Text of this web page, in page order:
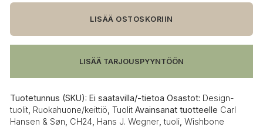
&
CH24
Wishbone
määrä
LISÄÄ OSTOSKORIIN
LISÄÄ TARJOUSPYYNTÖÖN
Tuotetunnus (SKU): Ei saatavilla/-tietoa Osastot: Design-
tuolit Ruokahuone/keittiö Tuolit Avainsanat tuotteelle Carl
Hansen & Søn CH24 Hans J. Wegner ,tuoli Wishbone